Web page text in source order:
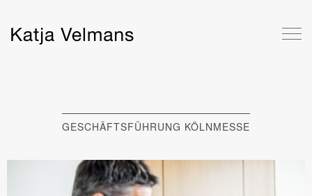
GESCHÄFTSFÜHRUNG KÖLNMESSE